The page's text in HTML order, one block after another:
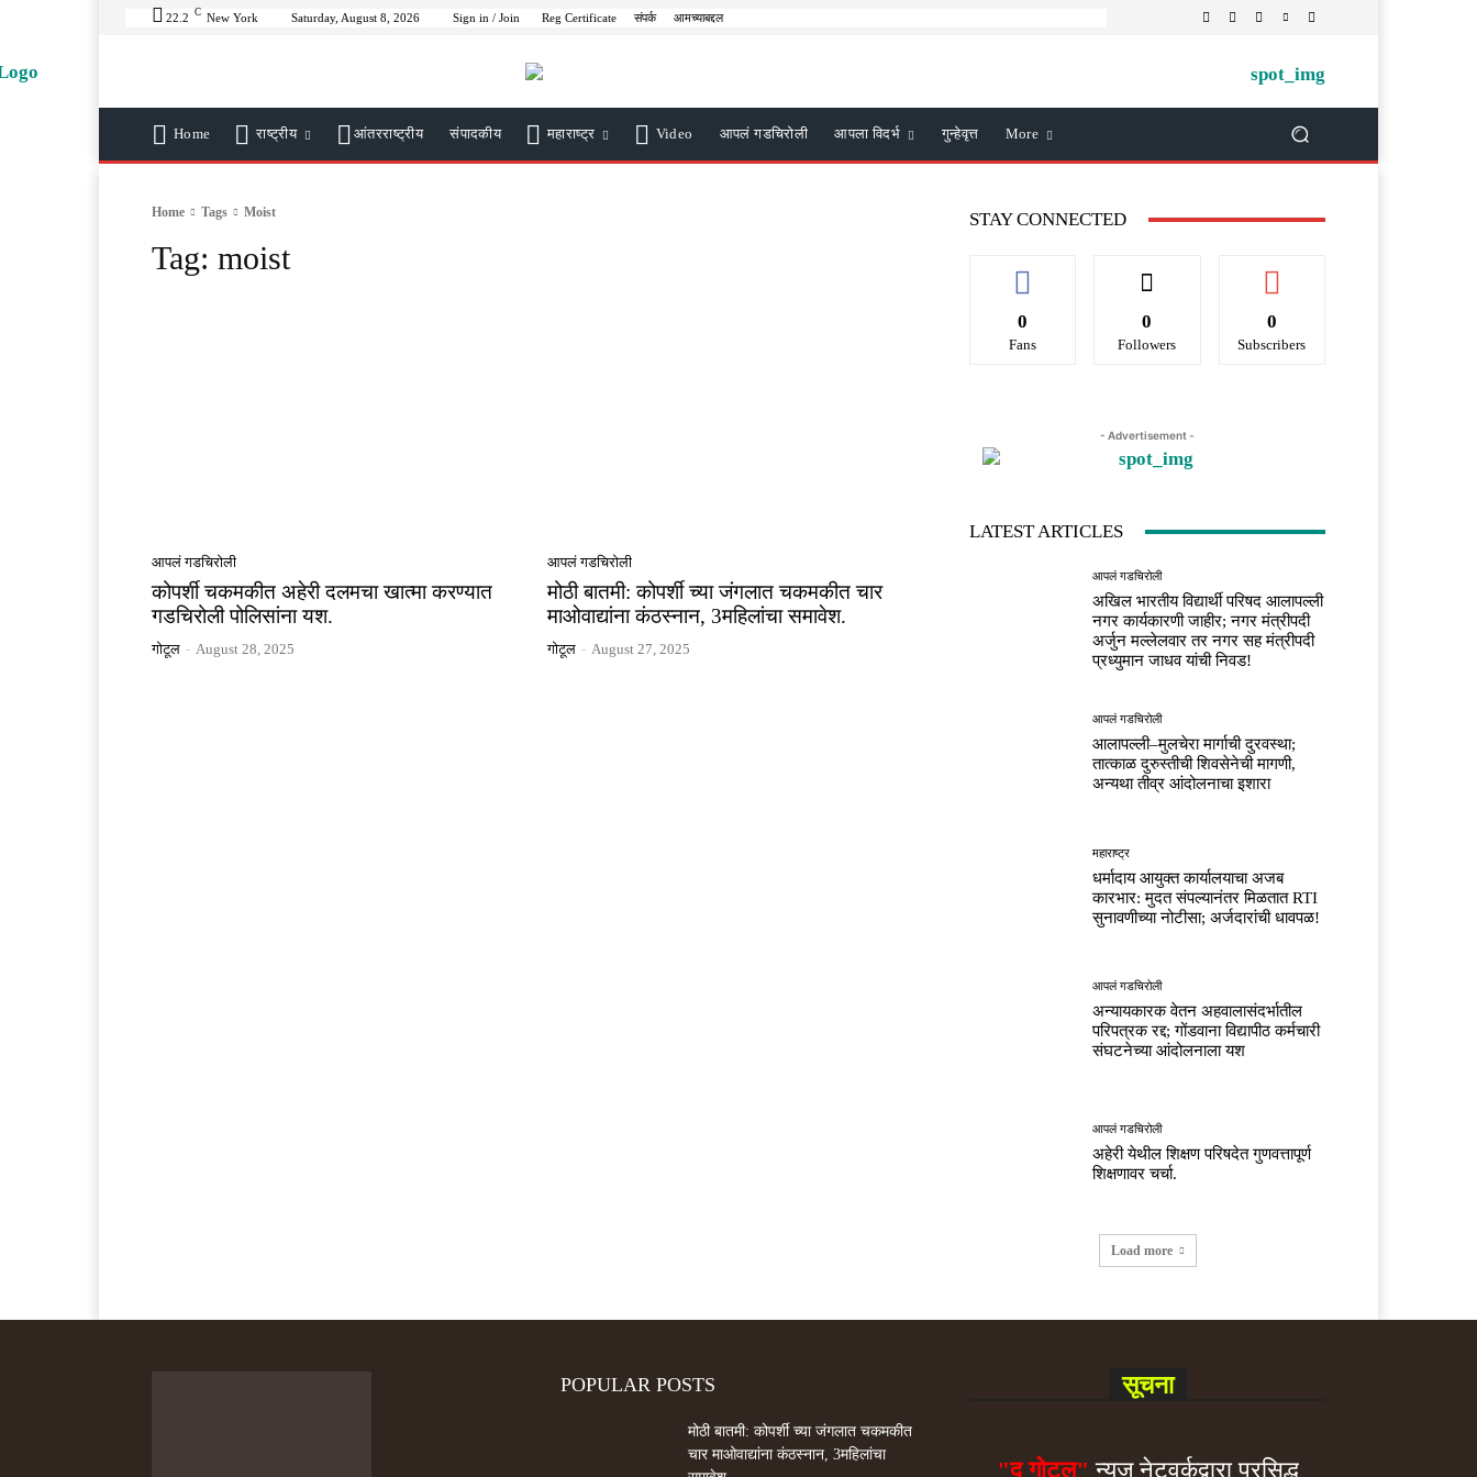
22.2 C New York Saturday, August 8, 2026 Sign in / Join Reg Certificate संपर्क आमच्याबद्दल
Home राष्ट्रीय आंतरराष्ट्रीय संपादकीय महाराष्ट्र Video आपलं गडचिरोली आपला विदर्भ गुन्हेवृत्त More
Home Tags Moist
Tag: moist
आपलं गडचिरोली
कोपर्शी चकमकीत अहेरी दलमचा खात्मा करण्यात
गडचिरोली पोलिसांना यश.
गोटूल - August 28, 2025
आपलं गडचिरोली
मोठी बातमी: कोपर्शी च्या जंगलात चकमकीत चार
माओवाद्यांना कंठस्नान, 3महिलांचा समावेश.
गोटूल - August 27, 2025
STAY CONNECTED
0
Fans
0
Followers
0
Subscribers
- Advertisement -
LATEST ARTICLES
आपलं गडचिरोली
अखिल भारतीय विद्यार्थी परिषद आलापल्ली
नगर कार्यकारणी जाहीर; नगर मंत्रीपदी
अर्जुन मल्लेलवार तर नगर सह मंत्रीपदी
प्रध्युमान जाधव यांची निवड!
आपलं गडचिरोली
आलापल्ली–मुलचेरा मार्गाची दुरवस्था;
तात्काळ दुरुस्तीची शिवसेनेची मागणी,
अन्यथा तीव्र आंदोलनाचा इशारा
महाराष्ट्र
धर्मादाय आयुक्त कार्यालयाचा अजब
कारभार: मुदत संपल्यानंतर मिळतात RTI
सुनावणीच्या नोटीसा; अर्जदारांची धावपळ!
आपलं गडचिरोली
अन्यायकारक वेतन अहवालासंदर्भातील
परिपत्रक रद्द; गोंडवाना विद्यापीठ कर्मचारी
संघटनेच्या आंदोलनाला यश
आपलं गडचिरोली
अहेरी येथील शिक्षण परिषदेत गुणवत्तापूर्ण
शिक्षणावर चर्चा.
Load more
POPULAR POSTS
मोठी बातमी: कोपर्शी च्या जंगलात चकमकीत
चार माओवाद्यांना कंठस्नान, 3महिलांचा
सूचना
"द गोटूल" न्यूज नेटवर्कद्वारा प्रसिद्ध